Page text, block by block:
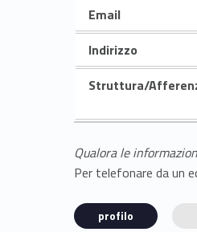
Email
Indirizzo
Struttura/
Qualora le
Per telefonare da un
profilo